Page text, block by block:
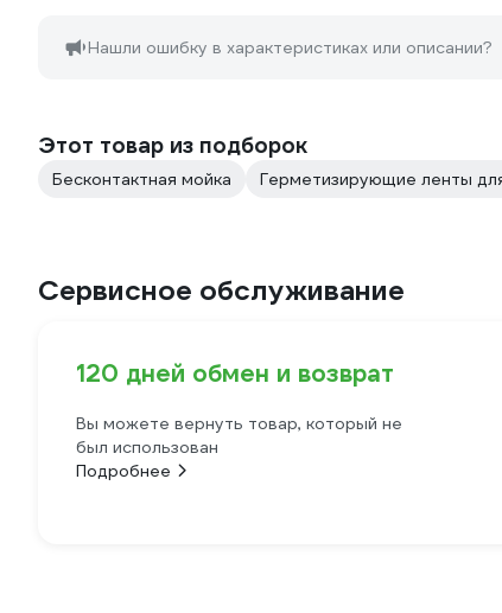
Нашли ошибку в характеристиках или описании?
Этот товар из подборок
Бесконтактная мойка Герметизирующие ленты
Сервисное обслуживание
120 дней обмен и возврат
Вы можете вернуть товар, который не
был использован
Подробнее